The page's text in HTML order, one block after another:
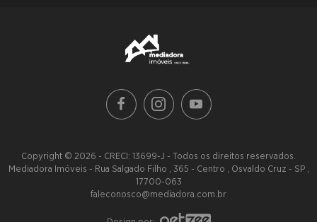
Copyright © 2026 - CRECI: 13699-J - Todos os direitos reservados.
Mediadora Imóveis - Rua Salgado Filho , 365 - Centro , Osvaldo Cruz - SP ,
17700-063
faleconosco@mediadora.com.br